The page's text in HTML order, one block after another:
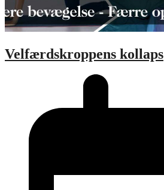
Velfærdskroppens kollaps